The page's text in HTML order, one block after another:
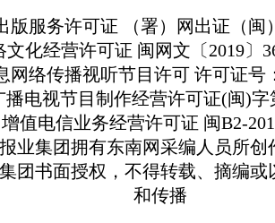
版服务许可证 （署）网出证（闽
文化经营许可证 闽网文〔2019〕
网络传播视听节目许可 许可证号
播电视节目制作经营许可证(闽)字
增值电信业务经营许可证 闽B2-
业集团拥有东南网采编人员所创
团书面授权，不得转载、摘编或
和传播